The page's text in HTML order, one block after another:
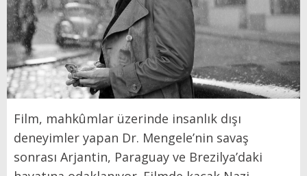
Film, mahkûmlar üzerinde insanlık dışı
deneyimler yapan Dr. Mengele’nin savaş
sonrası Arjantin, Paraguay ve Brezilya’daki